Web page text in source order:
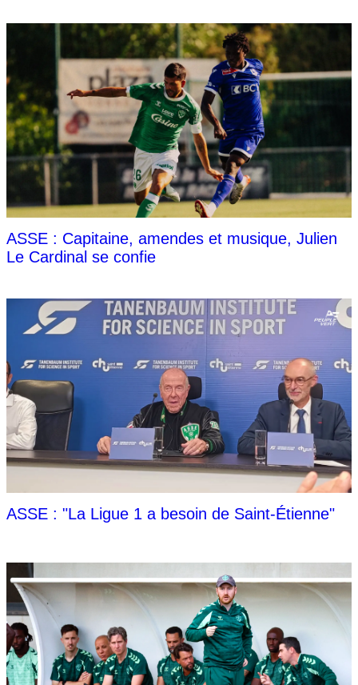
ASSE : Capitaine, amendes et musique, Julien
Le Cardinal se confie
ASSE : "La Ligue 1 a besoin de Saint-Étienne"